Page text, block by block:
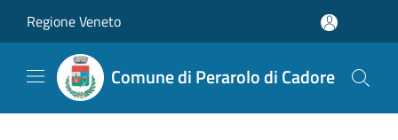
Regione Veneto
Comune di Perarolo di Cadore